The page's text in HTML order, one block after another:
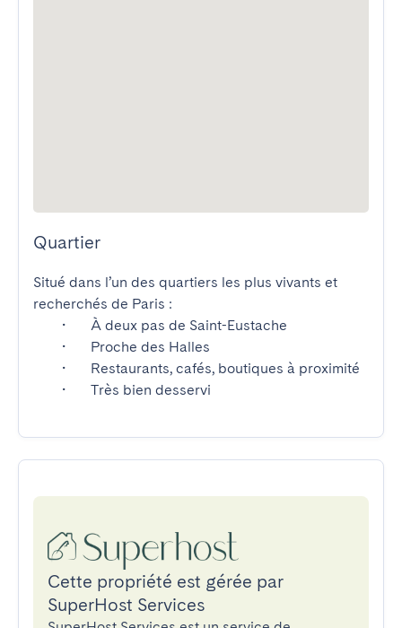
Quartier
Situé dans l’un des quartiers les plus vivants et
recherchés de Paris :
	•	Très bien desservi
Cette propriété est gérée par
SuperHost Services